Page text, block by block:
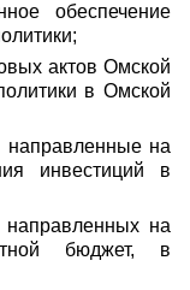
обеспечение
актов Омской
в Омской
направленные на
инвестиций в
направленных на
бюджет, в